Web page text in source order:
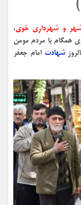
شهر و شهرداری خوی،
همگام با مردم مومن
شهادت امام جعفر